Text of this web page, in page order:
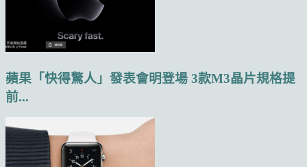
蘋果「快得驚人」發表會明登場 3款M3晶片規格提
前...